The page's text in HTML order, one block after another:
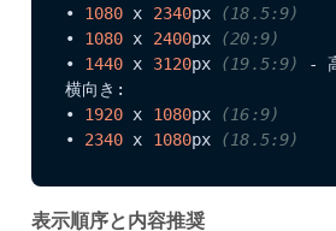
• 1080 x 2340px
(18.5:9)
• 1080 x 2400px
(20:9)
• 1440 x 3120px (19.5:9)
-
横向き:
• 1920 x 1080px
(16:9)
• 2340 x 1080px (18.5:9)
表示順序と内容推奨